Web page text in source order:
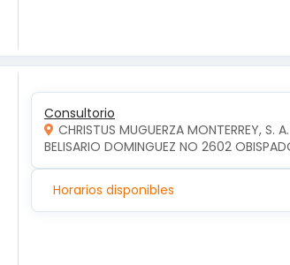
Consultorio
CHRISTUS MUGUERZA MONTERREY, S.
BELISARIO DOMINGUEZ NO 2602
Horarios disponibles